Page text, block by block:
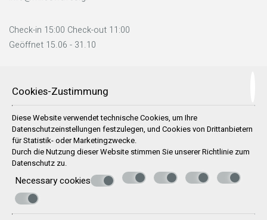
Check-in 15:00 Check-out 11:00
Geöffnet 15.06 - 31.10
EINDRÜCKE
Cookies-Zustimmung
Diese Website verwendet technische Cookies, um Ihre
Datenschutzeinstellungen festzulegen, und Cookies von Drittanbietern
für Statistik- oder Marketingzwecke.
Durch die Nutzung dieser Website stimmen Sie unserer Richtlinie zum
Datenschutz zu.
Necessary cookies